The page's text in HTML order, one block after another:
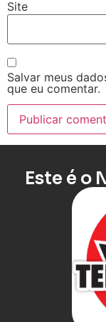
Site
Salvar meus
que eu comentar.
Este é o